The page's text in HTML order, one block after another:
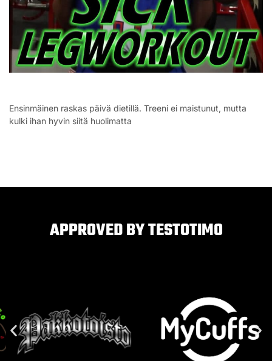
Ensinmäinen raskas päivä dietillä. Treeni ei maistunut, mutta
kulki ihan hyvin siitä huolimatta
APPROVED BY TESTOTIMO